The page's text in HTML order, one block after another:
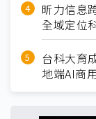
昕力信息
全域定位
台科大育
地端AI商